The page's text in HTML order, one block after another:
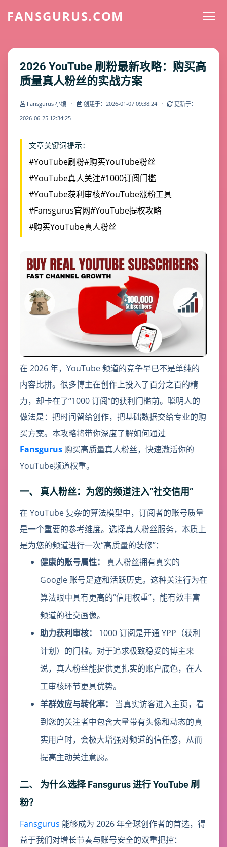
FANSGURUS.COM
2026 YouTube 刷粉最新攻略：购买高
质量真人粉丝的实战方案
Fansgurus 小编 · 创建于：2026-01-07 09:38:24 ·
更新于：
2026-06-25 12:34:25
文章关键词提示：
#YouTube刷粉#购买YouTube粉丝
#YouTube真人关注#1000订阅门槛
#YouTube获利审核#YouTube涨粉工具
#Fansgurus官网#YouTube提权攻略
#购买YouTube真人粉丝
在 2026 年，YouTube 频道的竞争早已不是单纯的
内容比拼。很多博主在创作上投入了百分之百的精
力，却卡在了“1000 订阅”的获利门槛前。聪明人的
做法是：把时间留给创作，把基础数据交给专业的购
买方案。本攻略将带你深度了解如何通过
Fansgurus 购买高质量真人粉丝，快速激活你的
YouTube频道权重。
一、 真人粉丝：为您的频道注入“社交信用”
在 YouTube 复杂的算法模型中，订阅者的账号质量
是一个重要的参考维度。选择真人粉丝服务，本质上
是为您的频道进行一次“高质量的装修”：
健康的账号属性：
真人粉丝拥有真实的
Google 账号足迹和活跃历史。这种关注行为在
算法眼中具有更高的“信用权重”，能有效丰富
频道的社交画像。
助力获利审核：
1000 订阅是开通 YPP（获利
计划）的门槛。对于追求极致稳妥的博主来
说，真人粉丝能提供更扎实的账户底色，在人
工审核环节更具优势。
羊群效应与转化率：
当真实访客进入主页，看
到您的关注者中包含大量带有头像和动态的真
实用户时，会极大增强对频道的信任感，从而
提高主动关注意愿。
二、 为什么选择 Fansgurus 进行 YouTube 刷
粉？
Fansgurus 能够成为 2026 年全球创作者的首选，得
益于我们对增长节奏与账号安全的双重把控：